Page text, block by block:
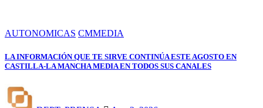
AUTONOMICAS CMMEDIA
LA INFORMACIÓN QUE TE SIRVE CONTINÚA ESTE AGOSTO EN
CASTILLA-LA MANCHA MEDIA EN TODOS SUS CANALES